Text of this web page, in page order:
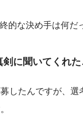
的な決め手は何だ
に聞いてくれた
したんですが、選